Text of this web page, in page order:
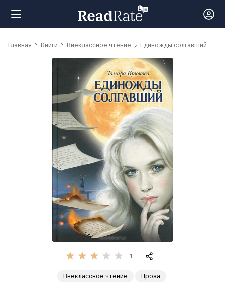
Поиск
Рейтинги
обсуждаемые
Главная Книги Внеклассное чтение Единожды солгавший
1
Внеклассное чтение Проза